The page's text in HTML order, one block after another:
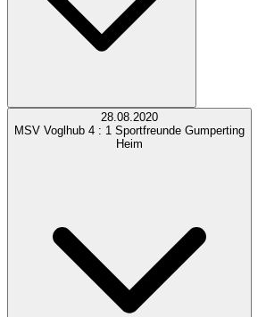
28.08.2020
MSV Voglhub 4 : 1 Sportfreunde Gumperting
Heim